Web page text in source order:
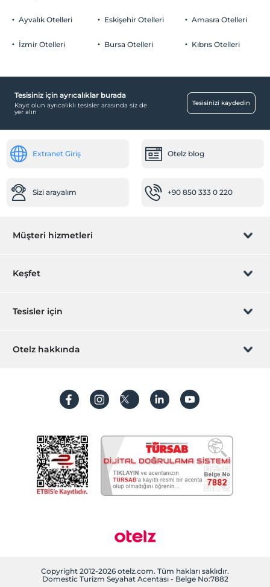
Ayvalık Otelleri
İzmir Otelleri
Eskişehir Otelleri
Bursa Otelleri
Amasra Otelleri
Kıbrıs Otelleri
Tesisiniz için ayrıcalıklar burada
Kayıt olun ayrıcalıklı tesisler arasında siz de
yer alın
Tesisinizi kaydedin
Extranet Giriş Otelz blog
Sizi arayalım +90 850 333 0 220
Müşteri hizmetleri
Rezervasyon yönet
Sıkça sorulan sorular
İşlem rehberi
Keşfet
Hediye Kart
Hesap oluştur
Tesisler için
Hemen tesisinizi ekleyin
Otelz hakkında
Koşullar ve şartlar
Aydınlatma metni
Çerez politikamız
Copyright 2012-2026 otelz.com. Tüm hakları saklıdır.
Domestic Turizm Seyahat Acentası - Belge No:7882